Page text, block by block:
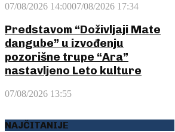
07/08/2026 14:0007/08/2026 17:34
Predstavom “Doživljaji Mate
dangube” u izvođenju
pozorišne trupe “Ara”
nastavljeno Leto kulture
07/08/2026 13:55
NAJČITANIJE